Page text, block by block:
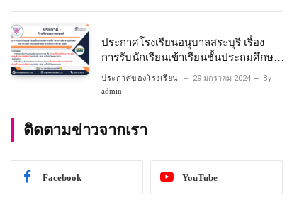
ประกาศโรงเรียนอนุบาลสระบุรี เรื่อง
การรับนักเรียนเข้าเรียนชั้นประถมศึกษา
ปีที่ 1 โครงการห้องเรียนพิเศษ
วิทยาศาสตร์ และคณิตศาสตร์ ประจําปี
ประกาศของโรงเรียน 29 มกราคม 2024 By
admin
ติดตามข่าวจากเรา
Facebook YouTube